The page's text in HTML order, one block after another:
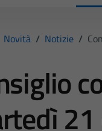
Novità / Notizie /